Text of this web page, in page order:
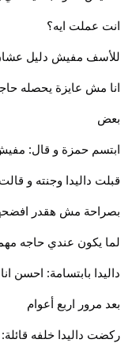
انت عملت ايه؟
للأسف مفيش دليل
انا مش عايزة يحصله
بعض
ابتسم حمزة و قال:
قبلت داليدا وجنته و
بصراحة مش هقدر
لما يكون عندي حاجه
داليدا بابتسامة: احسن
بعد مرور اربع أعوام
ركضت داليدا خلفه